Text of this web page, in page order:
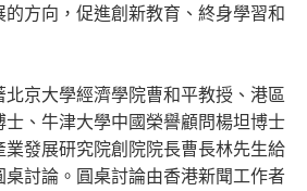
方向，促進創新教育、終身學習和
京大學經濟學院曹和平教授、港區
、牛津大學中國榮譽顧問楊坦博士
發展研究院創院院長曹長林先生給
桌討論。圓桌討論由香港新聞工作者